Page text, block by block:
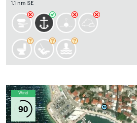
1.1 nm SE
Wind
90